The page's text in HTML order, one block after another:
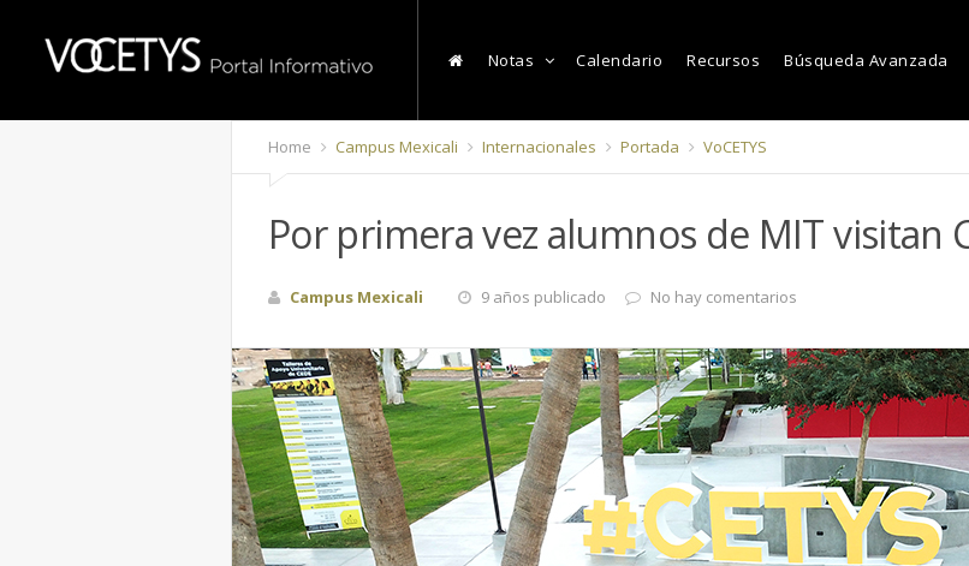
Notas Calendario Recursos Búsqueda Avanzada
Home Campus Mexicali Internacionales Portada VoCETYS
Por primera vez alumnos de MIT visitan
Campus Mexicali 9 años publicado No hay comentarios